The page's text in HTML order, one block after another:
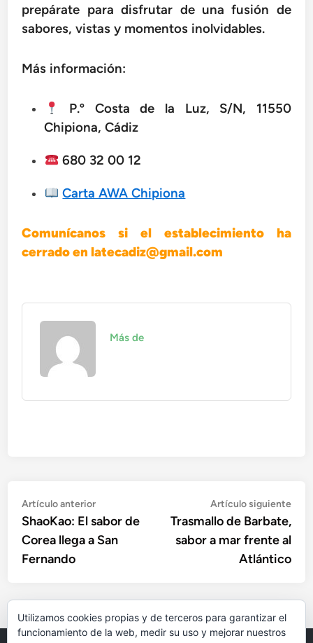
prepárate para disfrutar de una fusión de
sabores, vistas y momentos inolvidables.
Más información:
P.º Costa de la Luz, S/N, 11550
Chipiona, Cádiz
680 32 00 12
Carta AWA Chipiona
Comunícanos si el establecimiento ha
cerrado en latecadiz@gmail.com
Más de
Navegación
de
entradas
Artículo anteriorArtículo
anterior:
ShaoKao: El sabor de
Corea llega a San
Fernando
Artículo siguiente
Trasmallo de Barbate,
sabor a mar frente al
Atlántico
Utilizamos cookies propias y de terceros para garantizar el
funcionamiento de la web, medir su uso y mejorar nuestros